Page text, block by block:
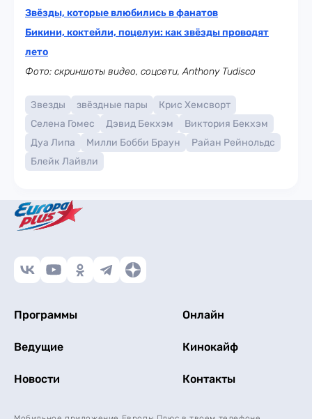
Звёзды, которые влюбились в фанатов
Бикини, коктейли, поцелуи: как звёзды проводят
лето
Фото: скриншоты видео, соцсети, Anthony Tudisco
Звезды звёздные пары
Крис Хемсворт
Селена Гомес
Дэвид Бекхэм
Виктория Бекхэм
Дуа Липа
Милли Бобби Браун
Райан Рейнольдс
Блейк Лайвли
Программы Онлайн
Ведущие Кинокайф
Новости Контакты